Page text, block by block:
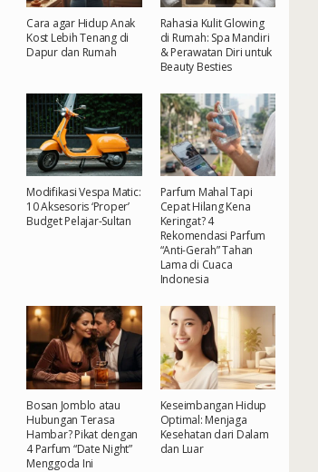
Cara agar Hidup Anak
Kost Lebih Tenang di
Dapur dan Rumah
Rahasia Kulit Glowing
di Rumah: Spa Mandiri
& Perawatan Diri untuk
Beauty Besties
Modifikasi Vespa Matic:
10 Aksesoris ‘Proper’
Budget Pelajar-Sultan
Parfum Mahal Tapi
Cepat Hilang Kena
Keringat? 4
Rekomendasi Parfum
“Anti-Gerah” Tahan
Lama di Cuaca
Indonesia
Bosan Jomblo atau
Hubungan Terasa
Hambar? Pikat dengan
4 Parfum “Date Night”
Menggoda Ini
Keseimbangan Hidup
Optimal: Menjaga
Kesehatan dari Dalam
dan Luar